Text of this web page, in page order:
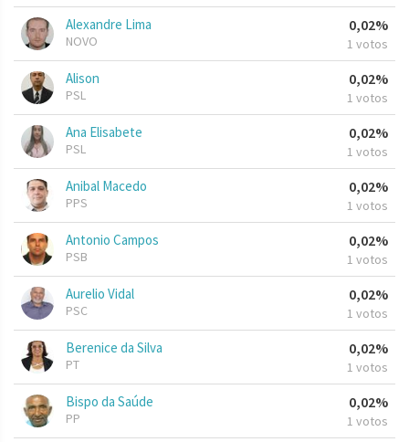
Alexandre Lima
NOVO
0,02%
1 votos
Alison
PSL
0,02%
1 votos
Ana Elisabete
PSL
0,02%
1 votos
Anibal Macedo
PPS
0,02%
1 votos
Antonio Campos
PSB
0,02%
1 votos
Aurelio Vidal
PSC
0,02%
1 votos
Berenice da Silva
PT
0,02%
1 votos
Bispo da Saúde
PP
0,02%
1 votos